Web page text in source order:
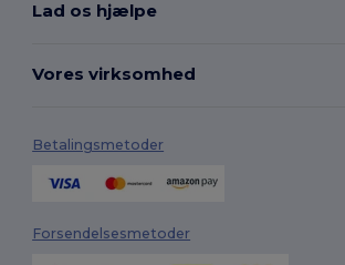
Lad os hjælpe
Vores virksomhed
Betalingsmetoder
Forsendelsesmetoder